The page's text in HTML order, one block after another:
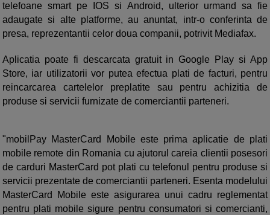
telefoane smart pe IOS si Android, ulterior urmand sa fie
adaugate si alte platforme, au anuntat, intr-o conferinta de
presa, reprezentantii celor doua companii, potrivit Mediafax.
Aplicatia poate fi descarcata gratuit in Google Play si App
Store, iar utilizatorii vor putea efectua plati de facturi, pentru
reincarcarea cartelelor preplatite sau pentru achizitia de
produse si servicii furnizate de comerciantii parteneri.
"mobilPay MasterCard Mobile este prima aplicatie de plati
mobile remote din Romania cu ajutorul careia clientii posesori
de carduri MasterCard pot plati cu telefonul pentru produse si
servicii prezentate de comerciantii parteneri. Esenta modelului
MasterCard Mobile este asigurarea unui cadru reglementat
pentru plati mobile sigure pentru consumatori si comercianti,